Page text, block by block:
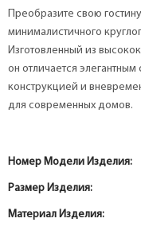
Преобразите свою
минималистичного
Изготовленный из
он отличается
конструкцией и
для современных домов.
Номер Модели Изделия:
Размер Изделия:
Материал Изделия: